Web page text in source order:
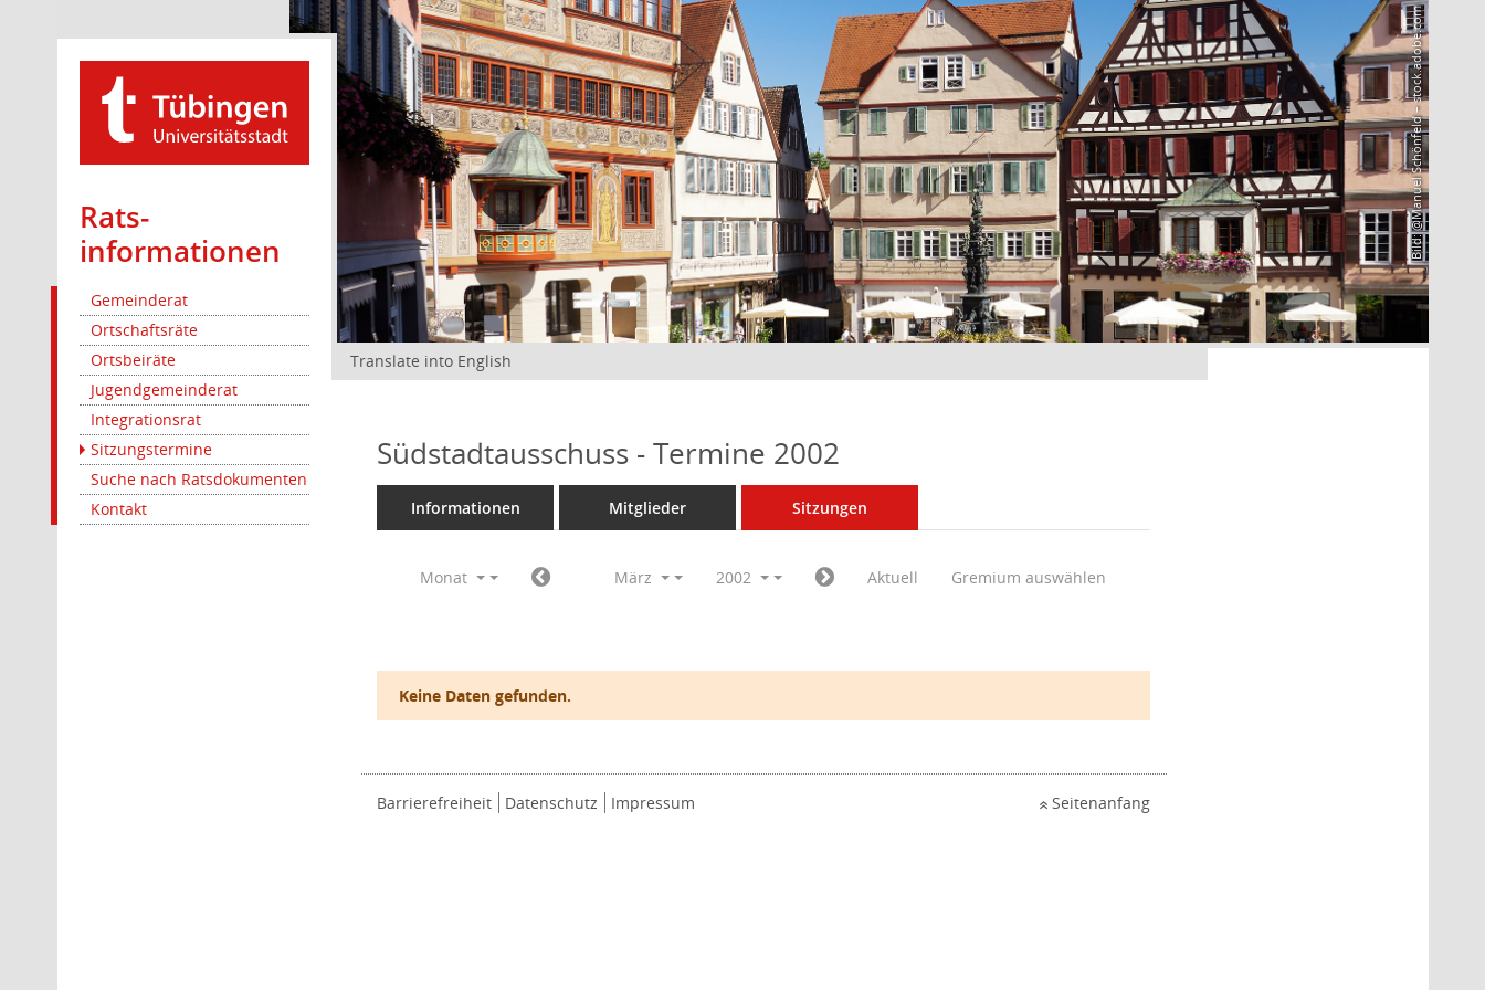
Rats­
informationen
Gemeinderat
Ortschaftsräte
Ortsbeiräte
Jugendgemeinderat
Integrationsrat
Sitzungstermine
Suche nach Ratsdokumenten
Kontakt
Bild: @Manuel Schönfeld – stock.adobe.com
Translate into English
Südstadtausschuss - Termine 2002
Informationen Mitglieder Sitzungen
Monat März 2002 Aktuell Gremium auswählen
Keine Daten gefunden.
Barrierefreiheit Datenschutz Impressum Seitenanfang